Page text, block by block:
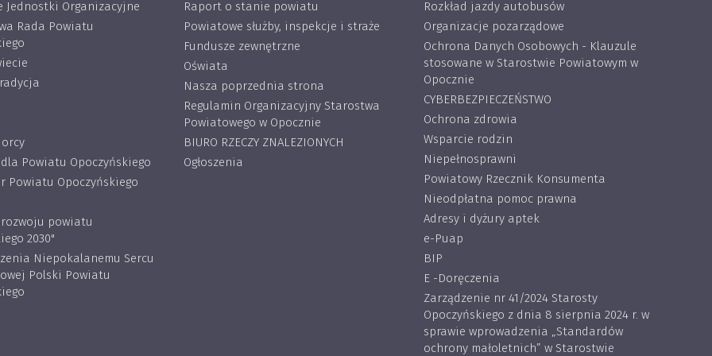
Jednostki Organizacyjne
Rada Powiatu
dla Powiatu Opoczyńskiego
Powiatu Opoczyńskiego
powiatu
2030"
Niepokalanemu Sercu
Polski Powiatu
Raport o stanie powiatu
Powiatowe służby, inspekcje i straże
Fundusze zewnętrzne
Oświata
Nasza poprzednia strona
Regulamin Organizacyjny Starostwa
Powiatowego w Opocznie
BIURO RZECZY ZNALEZIONYCH
Ogłoszenia
Rozkład jazdy autobusów
Organizacje pozarządowe
Ochrona Danych Osobowych - Klauzule
stosowane w Starostwie Powiatowym w
Opocznie
CYBERBEZPIECZEŃSTWO
Ochrona zdrowia
Wsparcie rodzin
Niepełnosprawni
Powiatowy Rzecznik Konsumenta
Nieodpłatna pomoc prawna
Adresy i dyżury aptek
e-Puap
BIP
E -Doręczenia
Zarządzenie nr 41/2024 Starosty
Opoczyńskiego z dnia 8 sierpnia 2024 r. w
sprawie wprowadzenia „Standardów
ochrony małoletnich” w Starostwie